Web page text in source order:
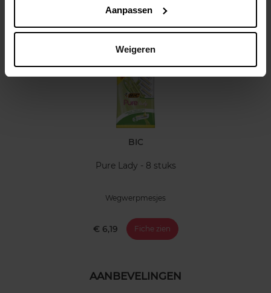
Aanpassen
Weigeren
Nog iets vergeten ?
BIC
Pure Lady - 8 stuks
Wegwerpmesjes
€ 6,19 Fiche zien
AANBEVELINGEN